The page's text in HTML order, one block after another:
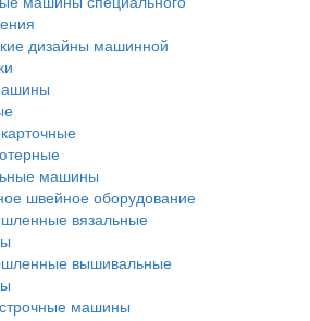
дизайны машинной
машины
швейное оборудование
вязальные
вышивальные
машины